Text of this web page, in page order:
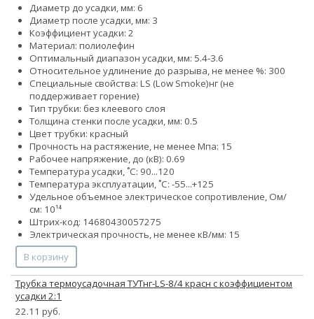
Диаметр до усадки, мм: 6
Диаметр после усадки, мм: 3
Коэффициент усадки: 2
Материал: полиолефин
Оптимальный диапазон усадки, мм: 5.4-3.6
Относительное удлинение до разрыва, не менее %: 300
Специальные свойства: LS (Low Smoke)нг (не
поддерживает горение)
Тип трубки: без клеевого слоя
Толщина стенки после усадки, мм: 0.5
Цвет трубки: красный
Прочность на растяжение, не менее Мпа: 15
Рабочее напряжение, до (кВ): 0.69
Температура усадки, ˚С: 90...120
Температура эксплуатации, ˚С: -55...+125
Удельное объемное электрическое сопротивление, Ом/
см: 10¹⁴
Штрих-код: 14680430057275
Электрическая прочность, не менее кВ/мм: 15
В корзину
Трубка термоусадочная ТУТнг-LS-8/4 красн с коэффициентом
усадки 2:1
22.11 руб.